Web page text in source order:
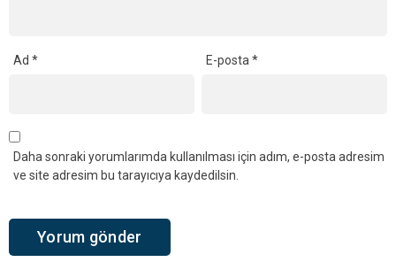
Ad * E-posta*
Daha sonraki yorumlarımda kullanılması için adım, e-posta adresim
ve site adresim bu tarayıcıya kaydedilsin.